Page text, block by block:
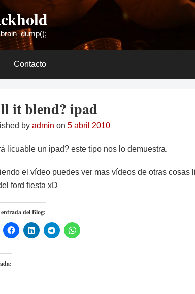
Contacto
it blend? ipad
by admin on 5 abril 2010
licuable un ipad? este tipo nos lo demuestra.
el vídeo puedes ver mas vídeos de otras cosas
ford fiesta xD
del Blog: